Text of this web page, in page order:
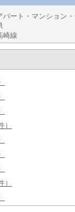
ート・マンション・
線